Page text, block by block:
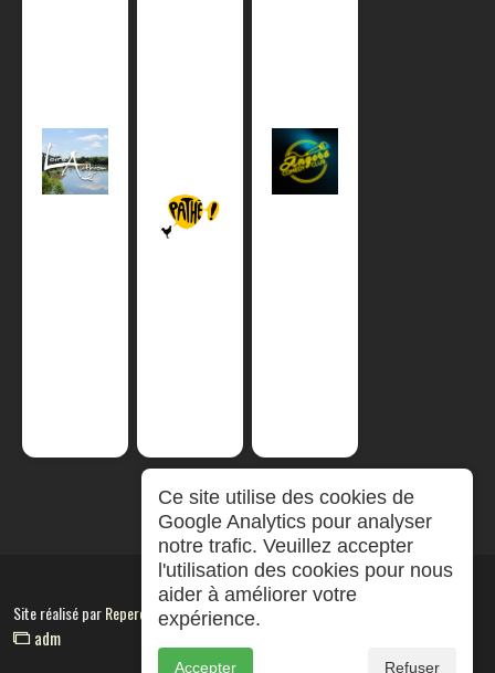
Site réalisé parRepereCom
adm
Ce site utilise des cookies de
Google Analytics pour analyser
notre trafic. Veuillez accepter
l'utilisation des cookies pour nous
aider à améliorer votre
expérience.
Accepter Refuser